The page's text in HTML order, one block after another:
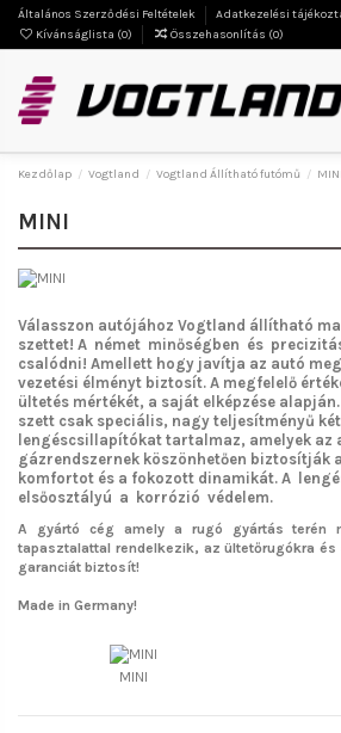
Általános Szerződési Feltételek Adatkezelési
Kívánságlista (0) Összehasonlítás (0)
Kezdőlap Vogtland Vogtland Állítható futómű MINI
MINI
Válasszon autójához Vogtland állítható
szettet! A német minőségben és
csalódni! Amellett hogy javítja az autó
vezetési élményt biztosít. A megfelelő
ültetés mértékét, a saját elképzése
szett csak speciális, nagy teljesítményű
lengéscsillapítókat tartalmaz, amelyek az
gázrendszernek köszönhetően biztosítják
komfortot és a fokozott dinamikát. A
elsőosztályú a korrózió védelem.
A gyártó cég amely a rugó gyártás terén
tapasztalattal rendelkezik, az ültetőrugókra
garanciát biztosít!
Made in Germany!
MINI